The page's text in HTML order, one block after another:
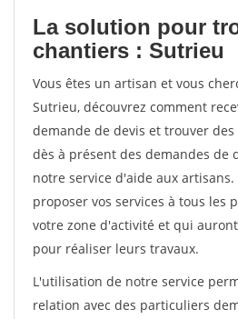
La solution pour
chantiers : Sutrieu
Vous êtes un artisan et vous
Sutrieu, découvrez comment
demande de devis et trouver des
dès à présent des demandes de
notre service d'aide aux
proposer vos services à tous les
votre zone d'activité et qui
pour réaliser leurs travaux.
L'utilisation de notre service
relation avec des particuliers